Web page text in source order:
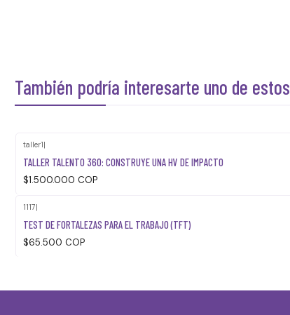
También podría interesarte uno de estos
taller1|
TALLER TALENTO 360: CONSTRUYE UNA HV DE IMPACTO
$1.500.000 COP
1117
TEST DE FORTALEZAS PARA EL TRABAJO (TFT)
$65.500 COP